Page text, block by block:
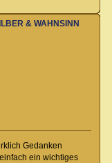
& WAHNSINN
Gedanken
ein wichtiges